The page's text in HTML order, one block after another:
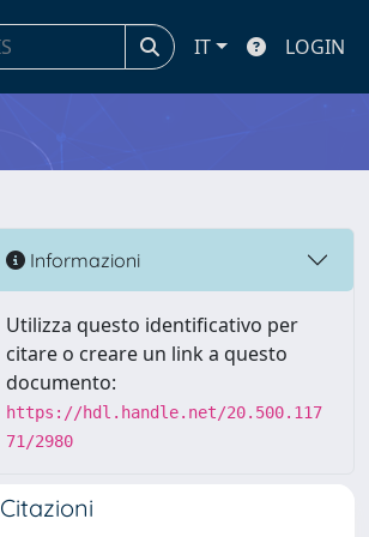
IT LOGIN
Informazioni
Utilizza questo identificativo per
citare o creare un link a questo
documento:
https://hdl.handle.net/20.500.117
71/2980
Citazioni